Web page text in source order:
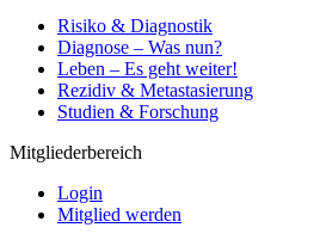
Risiko & Diagnostik
Diagnose – Was nun?
Leben – Es geht weiter!
Rezidiv & Metastasierung
Studien & Forschung
Mitgliederbereich
Login
Mitglied werden